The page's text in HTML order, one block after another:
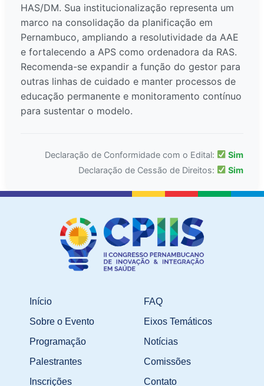
HAS/DM. Sua institucionalização representa um
marco na consolidação da planificação em
Pernambuco, ampliando a resolutividade da AAE
e fortalecendo a APS como ordenadora da RAS.
Recomenda-se expandir a função do gestor para
outras linhas de cuidado e manter processos de
educação permanente e monitoramento contínuo
para sustentar o modelo.
Declaração de Conformidade com o Edital:
Sim
Declaração de Cessão de Direitos:
Sim
Início
Sobre o Evento
Programação
Palestrantes
Inscrições
FAQ
Eixos Temáticos
Notícias
Comissões
Contato